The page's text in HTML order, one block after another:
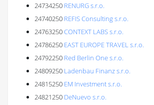
24734250 RENURG s.r.o.
24740250 REFIS Consulting s.r.o.
24763250CONTEXT LABS s.r.o.
24786250 EAST EUROPE TRAVEL s.r.o.
24792250 Red Berlin One s.r.o.
24809250 Ladenbau Finanz s.r.o.
24815250 EM Investment s.r.o.
24821250 DeNuevo s.r.o.